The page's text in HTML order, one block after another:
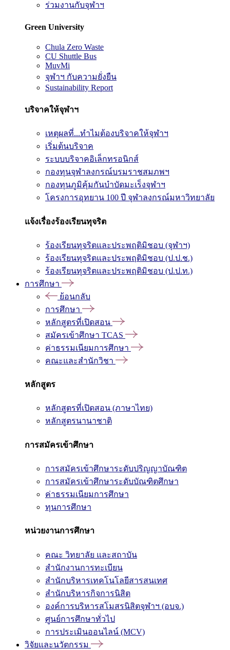
ร่วมงานกับจุฬาฯ
Green University
Chula Zero Waste
CU Shuttle Bus
MuvMi
จุฬาฯ กับความยั่งยืน
Sustainability Report
บริจาคให้จุฬาฯ
เหตุผลที่...ทำไมต้องบริจาคให้จุฬาฯ
เริ่มต้นบริจาค
ระบบบริจาคอิเล็กทรอนิกส์
กองทุนจุฬาลงกรณ์บรมราชสมภพฯ
กองทุนภูมิคุ้มกันบำบัดมะเร็งจุฬาฯ
โครงการอุทยาน 100 ปี จุฬาลงกรณ์มหาวิทยาลัย
แจ้งเรื่องร้องเรียนทุจริต
ร้องเรียนทุจริตและประพฤติมิชอบ (จุฬาฯ)
ร้องเรียนทุจริตและประพฤติมิชอบ (ป.ป.ช.)
ร้องเรียนทุจริตและประพฤติมิชอบ (ป.ป.ท.)
การศึกษา
ย้อนกลับ
การศึกษา
หลักสูตรที่เปิดสอน
สมัครเข้าศึกษา TCAS
ค่าธรรมเนียมการศึกษา
คณะและสำนักวิชา
หลักสูตร
หลักสูตรที่เปิดสอน (ภาษาไทย)
หลักสูตรนานาชาติ
การสมัครเข้าศึกษา
การสมัครเข้าศึกษาระดับปริญญาบัณฑิต
การสมัครเข้าศึกษาระดับบัณฑิตศึกษา
ค่าธรรมเนียมการศึกษา
ทุนการศึกษา
หน่วยงานการศึกษา
คณะ วิทยาลัย และสถาบัน
สำนักงานการทะเบียน
สำนักบริหารเทคโนโลยีสารสนเทศ
สำนักบริหารกิจการนิสิต
องค์การบริหารสโมสรนิสิตจุฬาฯ (อบจ.)
ศูนย์การศึกษาทั่วไป
การประเมินออนไลน์ (MCV)
วิจัยและนวัตกรรม